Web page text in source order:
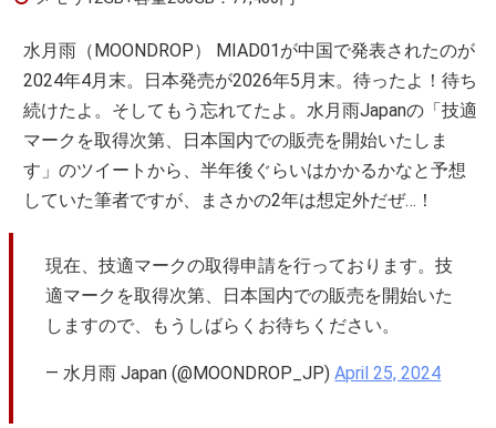
水月雨（MOONDROP） MIAD01が中国で発表されたのが
2024年4月末。日本発売が2026年5月末。待ったよ！待ち
続けたよ。そしてもう忘れてたよ。水月雨Japanの「技適
マークを取得次第、日本国内での販売を開始いたしま
す」のツイートから、半年後ぐらいはかかるかなと予想
していた筆者ですが、まさかの2年は想定外だぜ…！
現在、技適マークの取得申請を行っております。技
適マークを取得次第、日本国内での販売を開始いた
しますので、もうしばらくお待ちください。
— 水月雨 Japan (@MOONDROP_JP)April 25, 2024